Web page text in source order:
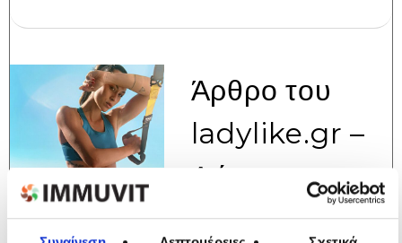
Άρθρο του
ladylike.gr –
Δώρα
Παντέλη: Η